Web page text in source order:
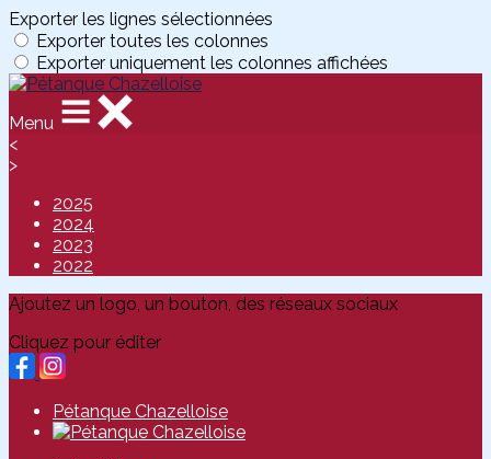
Exporter les lignes sélectionnées
Exporter toutes les colonnes
Exporter uniquement les colonnes affichées
Menu
<
>
2025
2024
2023
2022
Ajoutez un logo, un bouton, des réseaux sociaux
Cliquez pour éditer
Pétanque Chazelloise